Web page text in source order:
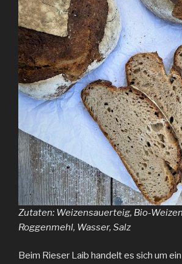
Zutaten: Weizensauerteig, Bio-
Roggenmehl, Wasser, Salz
Beim Rieser Laib handelt es sich um ein